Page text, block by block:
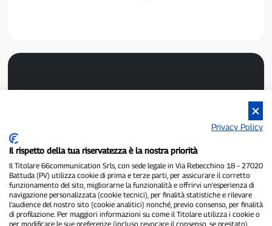
Registrierungsnummer 1/2021 vom 1.2.2021 – Gericht Pavia.
Inhaber und Herausgeber:66communication Srls– USt-IdNr.
02798890188.
Chefredakteur:Alessandro Secchi – Stellvertretender Chefredakteur:
Federico Benedusi.
Datenschutzrichtlinie–Cookie-Richtlinie
Privacy Policy
Il rispetto della tua riservatezza è la nostra priorità
Il Titolare 66communication Srls, con sede legale in Via Rebecchino 18 – 27020
Battuda (PV) utilizza cookie di prima e terze parti, per assicurare il corretto
funzionamento del sito, migliorarne la funzionalità e offrirvi un’esperienza di
navigazione personalizzata (cookie tecnici), per finalità statistiche e rilevare
l’audience del nostro sito (cookie analitici) nonché, previo consenso, per finalità
di profilazione. Per maggiori informazioni su come il Titolare utilizza i cookie o
per modificare le sue preferenze (incluso revocare il consenso, se prestato),